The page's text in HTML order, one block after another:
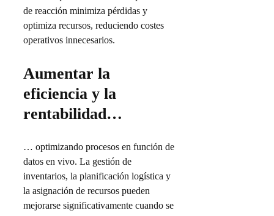
de reacción minimiza pérdidas y
optimiza recursos, reduciendo costes
operativos innecesarios.
Aumentar la
eficiencia y la
rentabilidad…
… optimizando procesos en función de
datos en vivo. La gestión de
inventarios, la planificación logística y
la asignación de recursos pueden
mejorarse significativamente cuando se